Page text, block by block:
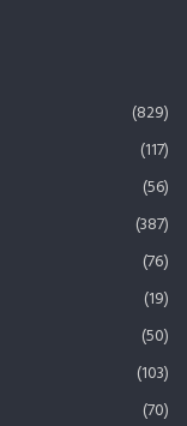
(829)
(117)
(56)
(387)
(76)
(19)
(50)
(103)
(70)